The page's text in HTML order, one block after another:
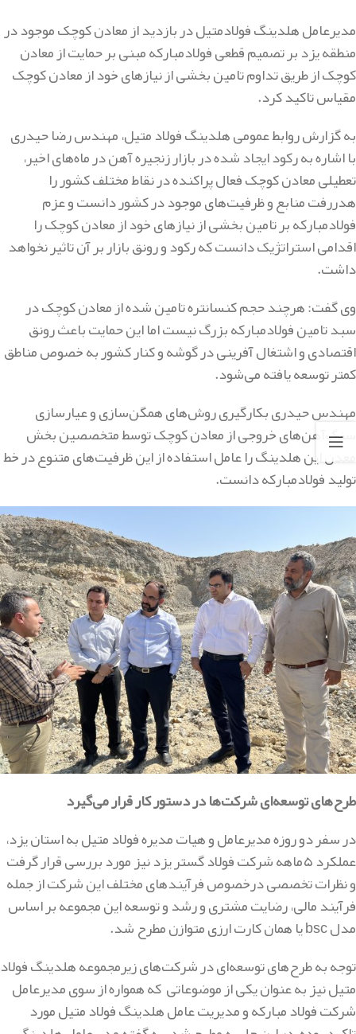
مدیرعامل هلدینگ فولادمتیل در بازدید از معادن کوچک موجود در
منطقه یزد بر تصمیم قطعی فولادمبارکه مبنی بر حمایت از معادن
کوچک از طریق تداوم تامین بخشی از نیازهای خود از معادن کوچک
مقیاس تاکید کرد.
به گزارش روابط عمومی هلدینگ فولاد متیل، مهندس رضا حیدری
با اشاره به رکود ایجاد شده در بازار زنجیره آهن در ماه‌های اخیر،
تعطیلی معادن کوچک فعال پراکنده در نقاط مختلف کشور را
هدررفت منابع و ظرفیت‌های موجود در کشور دانست و عزم
فولادمبارکه بر تامین بخشی از نیازهای خود از معادن کوچک را
اقدامی استراتژیک دانست که رکود و رونق بازار بر آن تاثیر نخواهد
داشت.
وی گفت: هرچند حجم کنسانتره تامین شده از معادن کوچک در
سبد تامین فولادمبارکه بزرگ نیست اما این حمایت باعث رونق
اقتصادی و اشتغال آفرینی در گوشه و کنار کشور به خصوص مناطق
کمتر توسعه یافته می‌شود.
مهندس حیدری بکارگیری روش‌های همگن‌سازی و عیارسازی
سنگ‌آهن‌های خروجی از معادن کوچک توسط متخصصین بخش
معدن این هلدینگ را عامل استفاده از این ظرفیت‌های متنوع در خط
تولید فولادمبارکه دانست.
طرح‌های توسعه‌ای شرکت‌ها در دستور کار قرار می‌گیرد
در سفر دو روزه مدیرعامل و هیات مدیره فولاد متیل به استان یزد،
عملکرد ۵ماهه شرکت فولاد گستر یزد نیز مورد بررسی قرار گرفت
‌و نظرات تخصصی درخصوص فرآیندهای مختلف این شرکت از جمله
فرآیند مالی، رضایت مشتری و رشد و توسعه این مجموعه بر اساس
مدل bsc یا همان کارت ارزی متوازن مطرح شد.
توجه به طرح‌های توسعه‌ای در شرکت‌های زیرمجموعه هلدینگ فولاد
متیل نیز به عنوان یکی از موضوعاتی که همواره از سوی مدیرعامل
شرکت فولاد مبارکه و مدیریت عامل هلدینگ فولاد متیل مورد